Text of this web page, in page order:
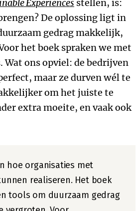
Experiences stellen, is:
De oplossing ligt in
gedrag makkelijk,
het boek spraken we met
Wat ons opviel: de bedrijven
maar ze durven wél te
om het juiste te
extra moeite, en vaak ook
hoe organisaties met
realiseren. Het boek
tools om duurzaam gedrag